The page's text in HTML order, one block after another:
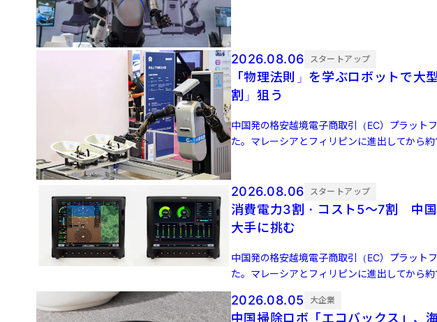
9月に米国でサービ […]
2026.08.06 スタートアップ
「物理法則」を学ぶロボットで
割」狙う
中国発の格安越境電子商取引（EC）プラット
た。マレーシアとフィリピンに進出してから
2026.08.06 スタートアップ
消費電力3割・コスト5〜7割 中
大手に挑む
中国発の格安越境電子商取引（EC）プラット
た。マレーシアとフィリピンに進出してから
9月に米国でサービ […]
2026.08.05 大企業
中国掃除ロボ「エコバックス」